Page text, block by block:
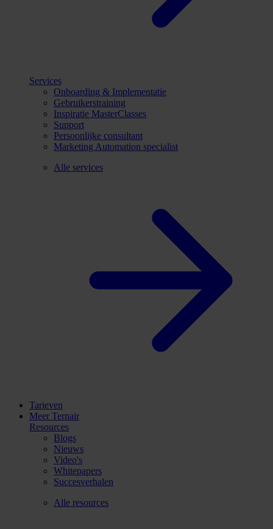
Services
Onboarding & Implementatie
Gebruikerstraining
Inspiratie MasterClasses
Support
Persoonlijke consultant
Marketing Automation specialist
Alle services
Tarieven
Meer Ternair
Resources
Blogs
Nieuws
Video's
Whitepapers
Succesverhalen
Alle resources